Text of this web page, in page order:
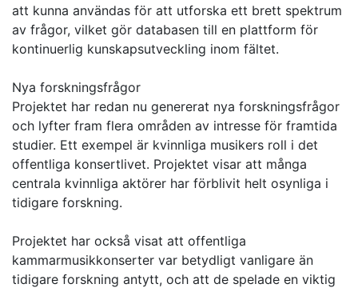
att kunna användas för att utforska ett brett spektrum
av frågor, vilket gör databasen till en plattform för
kontinuerlig kunskapsutveckling inom fältet.
Nya forskningsfrågor
Projektet har redan nu genererat nya forskningsfrågor
och lyfter fram flera områden av intresse för framtida
studier. Ett exempel är kvinnliga musikers roll i det
offentliga konsertlivet. Projektet visar att många
centrala kvinnliga aktörer har förblivit helt osynliga i
tidigare forskning.
Projektet har också visat att offentliga
kammarmusikkonserter var betydligt vanligare än
tidigare forskning antytt, och att de spelade en viktig